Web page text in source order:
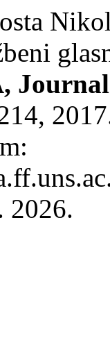
2026.